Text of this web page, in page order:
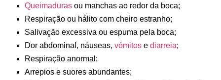
Queimaduras ou manchas ao redor da boca;
Respiração ou hálito com cheiro estranho;
Salivação excessiva ou espuma pela boca;
Dor abdominal, náuseas, vómitos e diarreia;
Respiração anormal;
Arrepios e suores abundantes;